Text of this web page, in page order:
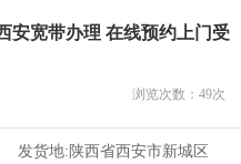
安宽带办理 在线预约上门受
浏览次数： 49次
发货地:陕西省西安市新城区